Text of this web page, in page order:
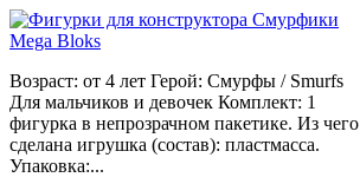
Возраст: от 4 лет Герой: Смурфы / Smurfs
Для мальчиков и девочек Комплект: 1
фигурка в непрозрачном пакетике. Из чего
сделана игрушка (состав): пластмасса.
Упаковка:...